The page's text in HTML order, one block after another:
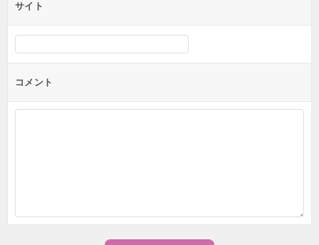
サイト
コメント